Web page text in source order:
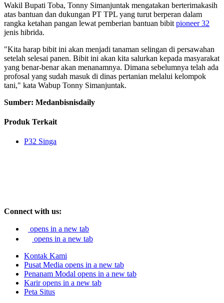
Wakil Bupati Toba, Tonny Simanjuntak mengatakan berterimakasih
atas bantuan dan dukungan PT TPL yang turut berperan dalam
rangka ketahan pangan lewat pemberian bantuan bibit pioneer 32
jenis hibrida.
"Kita harap bibit ini akan menjadi tanaman selingan di persawahan
setelah selesai panen. Bibit ini akan kita salurkan kepada masyarakat
yang benar-benar akan menanamnya. Dimana sebelumnya telah ada
profosal yang sudah masuk di dinas pertanian melalui kelompok
tani," kata Wabup Tonny Simanjuntak.
Sumber: Medanbisnisdaily
Produk Terkait
P32 Singa
Connect with us:
opens in a new tab
opens in a new tab
Kontak Kami
Pusat Media opens in a new tab
Penanam Modal opens in a new tab
Karir opens in a new tab
Peta Situs